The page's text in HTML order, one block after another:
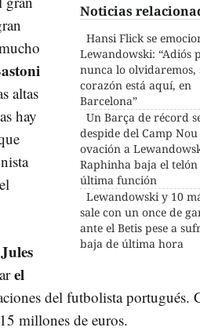
Noticias
Hansi Flick se
Lewandowski: “Adiós
nunca lo olvidaremos,
corazón está aquí, en
Barcelona”
Un Barça de récord
despide del Camp Nou
ovación a
Raphinha baja el telón
última función
Lewandowski y 10
sale con un once de
ante el Betis pese a
baja de última hora
altas
hay
Jules
el
del futbolista portugués.
millones de euros.